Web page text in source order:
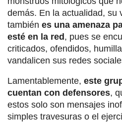
demás. En la actualidad, su
también es una amenaza
esté en la red , pues se
criticados, ofendidos,
vandalicen sus redes
Lamentablemente, este
cuentan con defensores,
estos solo son mensajes
simples travesuras o el